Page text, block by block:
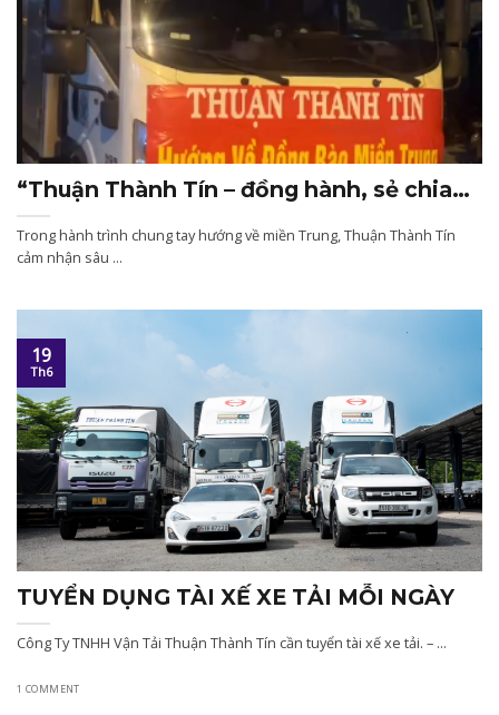
“Thuận Thành Tín – đồng hành, sẻ chia
và luôn hướng về bà con miền Trung.”
Trong hành trình chung tay hướng về miền Trung, Thuận Thành Tín
cảm nhận sâu ...
TUYỂN DỤNG TÀI XẾ XE TẢI MỖI NGÀY
Công Ty TNHH Vận Tải Thuận Thành Tín cần tuyển tài xế xe tải. – ...
1 COMMENT
19
Th6